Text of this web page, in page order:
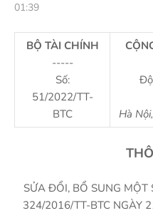
01:39
BỘ TÀI CHÍNH
-----
Số:
51/2022/TT-
BTC
Hà
SỬA ĐỔI, BỔ SUNG MỘT
324/2016/TT-BTC NGÀY